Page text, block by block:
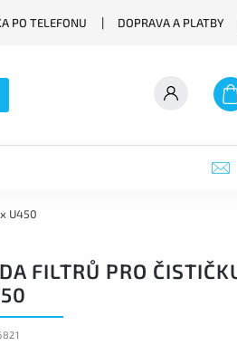
PO TELEFONU DOPRAVA A PLATBY
U450
FILTRŮ PRO